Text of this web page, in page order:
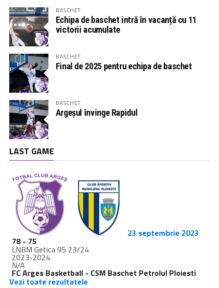
BASCHET
Echipa de baschet intră în vacanță cu 11
victorii acumulate
BASCHET
Final de 2025 pentru echipa de baschet
BASCHET
Argeșul învinge Rapidul
LAST GAME
23 septembrie 2023
78- 75
LNBM Getica 95 23/24
2023-2024
N/A
FC Arges Basketball - CSM Baschet Petrolul Ploiesti
Vezi toate rezultatele